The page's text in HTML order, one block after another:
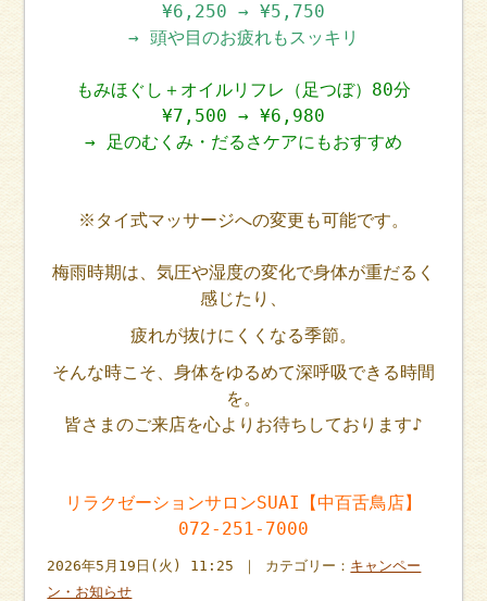
¥6,250 → ¥5,750
→ 頭や目のお疲れもスッキリ
もみほぐし＋オイルリフレ（足つぼ）80分
¥7,500 → ¥6,980
→ 足のむくみ・だるさケアにもおすすめ
※タイ式マッサージへの変更も可能です。
梅雨時期は、気圧や湿度の変化で身体が重だるく
感じたり、
疲れが抜けにくくなる季節。
そんな時こそ、身体をゆるめて深呼吸できる時間
を。
皆さまのご来店を心よりお待ちしております♪
リラクゼーションサロンSUAI【中百舌鳥店】
072-251-7000
2026年5月19日(火) 11:25 ｜ カテゴリー： キャンペー
ン・お知らせ